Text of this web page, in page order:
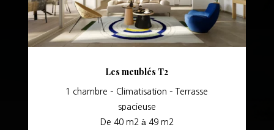
Les meublés T2
1 chambre – Climatisation – Terrasse
spacieuse
De 40 m2 à 49 m2